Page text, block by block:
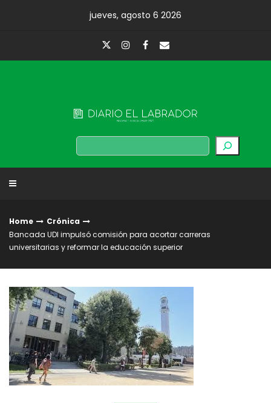
jueves, agosto 6 2026
Buscar
Home
Crónica
Bancada UDI impulsó comisión para acortar carreras
universitarias y reformar la educación superior